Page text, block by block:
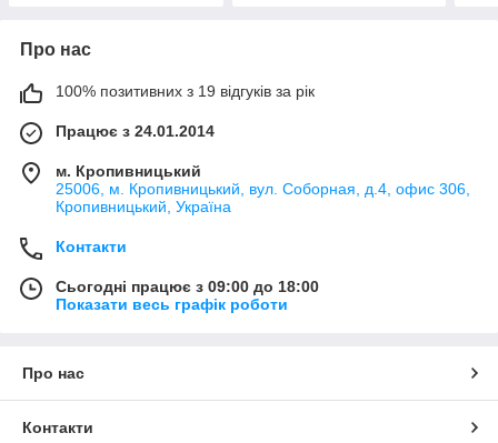
Про нас
100% позитивних з 19 відгуків за рік
Працює з 24.01.2014
м. Кропивницький
25006, м. Кропивницький, вул. Соборная, д.4, офис 306,
Кропивницький, Україна
Контакти
Сьогодні працює з 09:00 до 18:00
Показати весь графік роботи
Про нас
Контакти